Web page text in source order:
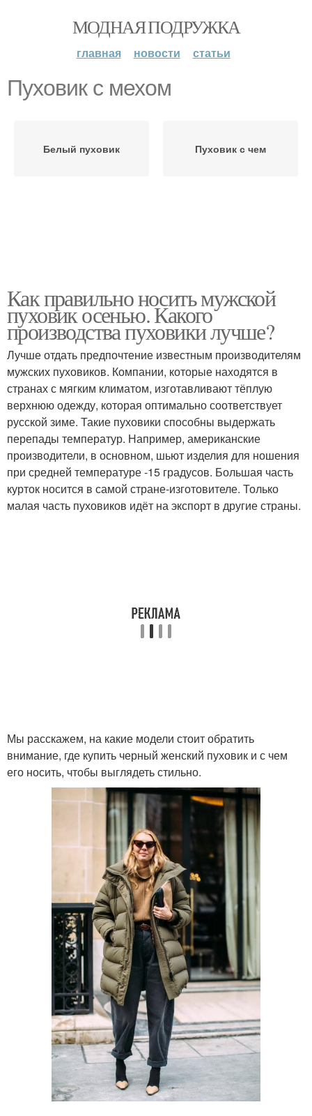
МОДНАЯ ПОДРУЖКА
главная новости статьи
Пуховик с мехом
Белый пуховик Пуховик с чем
Как правильно носить мужской
пуховик осенью. Какого
производства пуховики лучше?
Лучше отдать предпочтение известным производителям
мужских пуховиков. Компании, которые находятся в
странах с мягким климатом, изготавливают тёплую
верхнюю одежду, которая оптимально соответствует
русской зиме. Такие пуховики способны выдержать
перепады температур. Например, американские
производители, в основном, шьют изделия для ношения
при средней температуре -15 градусов. Большая часть
курток носится в самой стране-изготовителе. Только
малая часть пуховиков идёт на экспорт в другие страны.
Мы расскажем, на какие модели стоит обратить
внимание, где купить черный женский пуховик и с чем
его носить, чтобы выглядеть стильно.